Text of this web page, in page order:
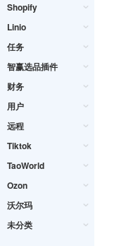
Shopify
Linio
任务
智赢选品插件
财务
用户
远程
Tiktok
TaoWorld
Ozon
沃尔玛
未分类